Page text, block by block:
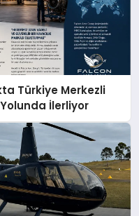
Türkiye Merkezli
İlerliyor